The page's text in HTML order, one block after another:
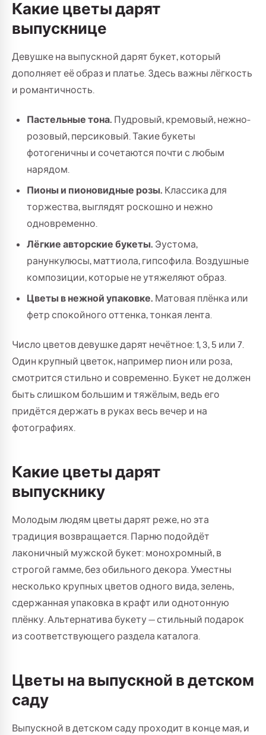
Какие цветы дарят
выпускнице
Девушке на выпускной дарят букет, который
дополняет её образ и платье. Здесь важны лёгкость
и романтичность.
Пастельные тона. Пудровый, кремовый, нежно-
розовый, персиковый. Такие букеты
фотогеничны и сочетаются почти с любым
нарядом.
Пионы и пионовидные розы. Классика для
торжества, выглядят роскошно и нежно
одновременно.
Лёгкие авторские букеты. Эустома,
ранункулюсы, маттиола, гипсофила. Воздушные
композиции, которые не утяжеляют образ.
Цветы в нежной упаковке. Матовая плёнка или
фетр спокойного оттенка, тонкая лента.
Число цветов девушке дарят нечётное: 1, 3, 5 или 7.
Один крупный цветок, например пион или роза,
смотрится стильно и современно. Букет не должен
быть слишком большим и тяжёлым, ведь его
придётся держать в руках весь вечер и на
фотографиях.
Какие цветы дарят
выпускнику
Молодым людям цветы дарят реже, но эта
традиция возвращается. Парню подойдёт
лаконичный мужской букет: монохромный, в
строгой гамме, без обильного декора. Уместны
несколько крупных цветов одного вида, зелень,
сдержанная упаковка в крафт или однотонную
плёнку. Альтернатива букету — стильный подарок
из соответствующего раздела каталога.
Цветы на выпускной в детском
саду
Выпускной в детском саду проходит в конце мая, и